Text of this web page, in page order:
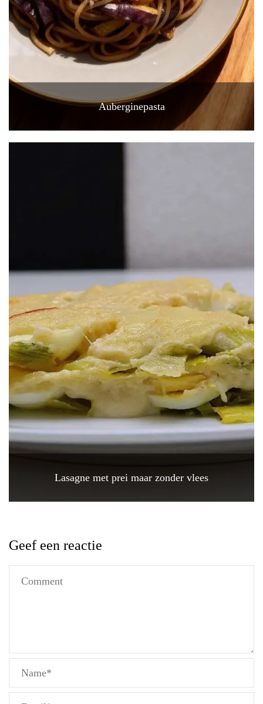
Auberginepasta
Lasagne met prei maar zonder vlees
Geef een reactie